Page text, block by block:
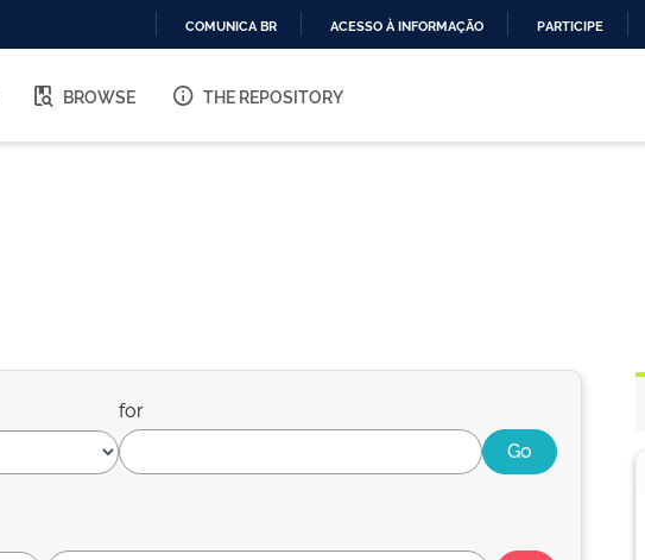
O
COMUNICA BR ACESSO À INFORMAÇÃO PARTICIPE
BROWSE THE REPOSITORY
for